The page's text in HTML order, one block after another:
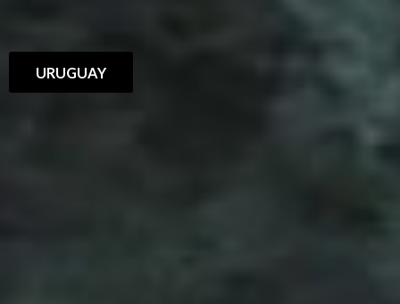
URUGUAY